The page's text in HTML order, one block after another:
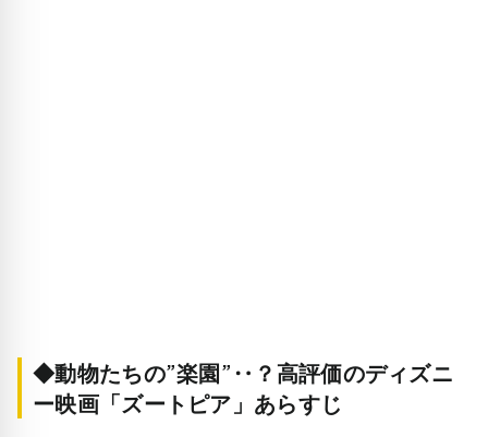
◆動物たちの”楽園”‥？高評価のディズニ
ー映画「ズートピア」あらすじ